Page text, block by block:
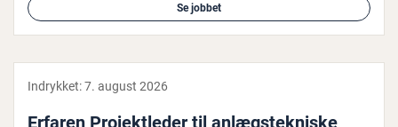
Se jobbet
Indrykket:7. august 2026
Erfaren Pro­jekt­le­der til an­lægs­tek­ni­ske